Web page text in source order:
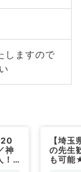
しますので
20
神
【埼
の先生
も可能